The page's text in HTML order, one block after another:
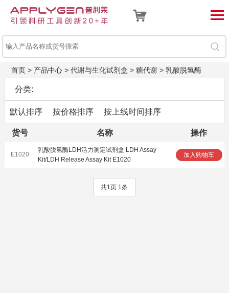
首页> 产品中心> 代谢与生化试剂盒 > 糖代谢> 乳酸脱氢酶
分类:
默认排序 按价格排序 按上线时间排序
货号 名称 操作
E1020
乳酸脱氢酶LDH活力测定试剂盒 LDH Assay
Kit/LDH Release Assay Kit E1020
加入购物车
共1页 1条